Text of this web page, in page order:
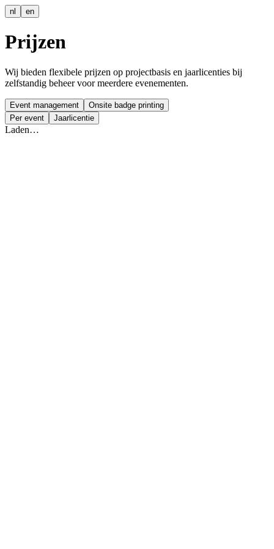
nl en
Prijzen
Wij bieden flexibele prijzen op projectbasis en jaarlicenties bij
zelfstandig beheer voor meerdere evenementen.
Event management
Onsite badge printing
Per event
Jaarlicentie
Laden…